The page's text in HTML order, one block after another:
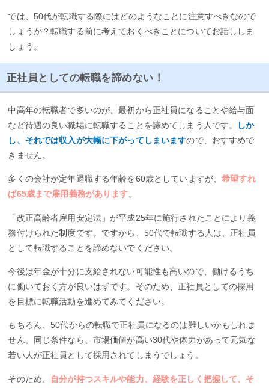
では、50代が転職する際にはどのようなことに注意すべきなので
しょうか？転職する前に考えておくべきことについてお話ししま
しょう。
正社員としての転職を諦めない！
中高年の転職者で多いのが、最初から正社員になることや給与面
など待遇の良い職場に転職することを諦めてしまう人です。
しか
し、それでは収入が大幅に下がってしまいますので、おすすめで
きません。
多くの会社が定年退職する年齢を60歳としていますが、希望すれ
ば65歳まで雇用義務があります。
「改正高齢者雇用安定法」が平成25年に施行されたことにより義
務付けられた制度です。ですから、50代で転職する人は、正社員
として転職することを諦めないでください。
今後は年金が十分に支給されない可能性も高いので、働けるうち
に働いておく方が良いはずです。そのため、正社員としての採用
を目標に転職活動を進めてみてください。
もちろん、50代からの転職で正社員になるのは難しいかもしれま
せん。同じ条件なら、市場価値が高い30代や体力があって元気な
若い人が正社員として採用されてしまうでしょう。
そのため、
自分が持つスキルや能力、経験を正しく把握して、そ